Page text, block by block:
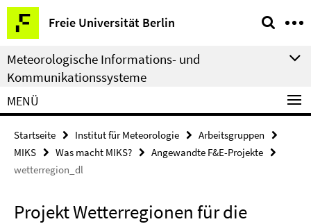
Springe
direkt
zu
Inhalt
Freie Universität Berlin
Service-
Navigation
Meteorologische Informations- und
Kommunikationssysteme
MENÜ
Startseite Institut für Meteorologie
Arbeitsgruppen
MIKS
Was macht MIKS?
Angewandte F&E-Projekte
wetterregion_dl
Projekt Wetterregionen für die